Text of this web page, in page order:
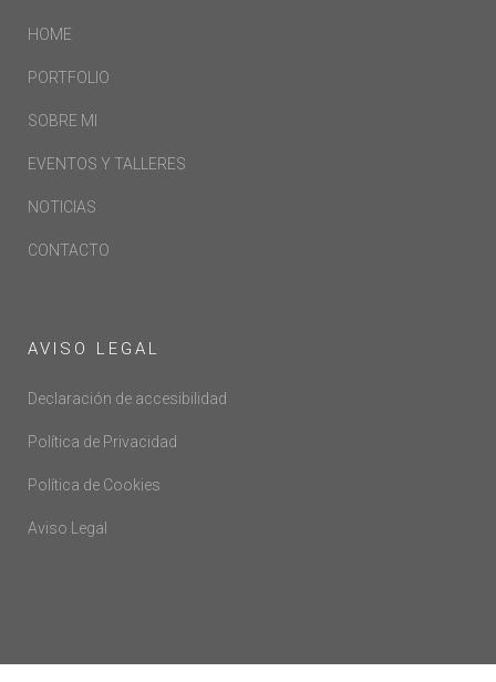
HOME
PORTFOLIO
SOBRE MI
EVENTOS Y TALLERES
NOTICIAS
CONTACTO
AVISO LEGAL
Declaración de accesibilidad
Política de Privacidad
Política de Cookies
Aviso Legal